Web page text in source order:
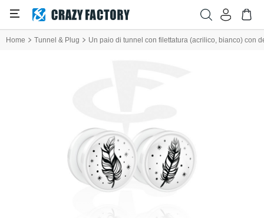
Home Tunnel & Plug Un paio di tunnel con filettatura (acrilico, bianco) con